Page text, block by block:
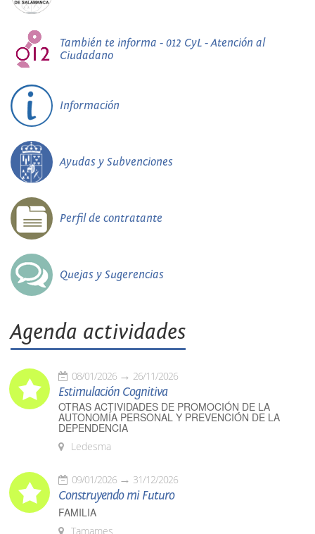
También te informa - 012 CyL - Atención al
Ciudadano
Información
Ayudas y Subvenciones
Perfil de contratante
Quejas y Sugerencias
Agenda actividades
08/01/2026 26/11/2026
Estimulación Cognitiva
OTRAS ACTIVIDADES DE PROMOCIÓN DE LA
AUTONOMÍA PERSONAL Y PREVENCIÓN DE LA
DEPENDENCIA
Ledesma
09/01/2026 31/12/2026
Construyendo mi Futuro
FAMILIA
Tamames